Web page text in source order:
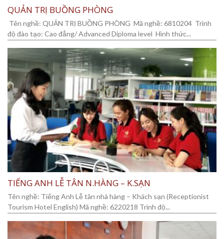
QUẢN TRỊ BUỒNG PHÒNG
Tên nghề: QUẢN TRỊ BUỒNG PHÒNG Mã nghề: 6810204 Trình
độ đào tạo: Cao đẳng/ Advanced Diploma level Hình thức...
TIẾNG ANH LỄ TÂN N.HÀNG – K.SẠN
Tên nghề: Tiếng Anh Lễ tân nhà hàng – Khách sạn (Receptionist
Tourism Hotel English) Mã nghề: 6220218 Trình độ...